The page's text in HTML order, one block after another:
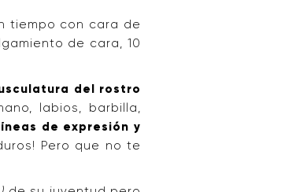
tiempo con cara de
de cara, 10
del rostro
labios, barbilla,
de expresión y
Pero que no te